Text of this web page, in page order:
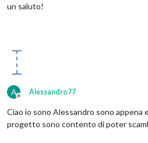
un saluto!
A
Offline
Alessandro77
Ciao io sono Alessandro sono
progetto sono contento di poter